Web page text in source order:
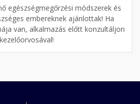
egészségmegőrzési módszerek és
embereknek ajánlottak! Ha
van, alkalmazás előtt konzultáljon
kezelőorvosával!